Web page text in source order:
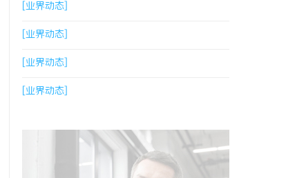
[业界动态]
[业界动态]
[业界动态]
[业界动态]